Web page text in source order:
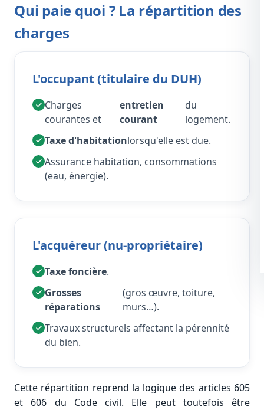
Qui paie quoi ? La répartition des
charges
L'occupant (titulaire du DUH)
Charges
courantes et
entretien
courant
du
logement.
Taxe d'habitationlorsqu'elle est due.
Assurance habitation, consommations
(eau, énergie).
L'acquéreur (nu-propriétaire)
Taxe foncière.
Grosses
réparations
(gros œuvre, toiture,
murs…).
Travaux structurels affectant la pérennité
du bien.
Cette répartition reprend la logique des articles 605
et 606 du Code civil. Elle peut toutefois être